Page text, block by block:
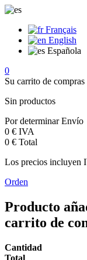
Français
English
Española
0
Su carrito de compras
Sin productos
Por determinarEnvío
0 € IVA
0 € Total
Los precios incluyen
Orden
Producto
carrito de
Cantidad
Total